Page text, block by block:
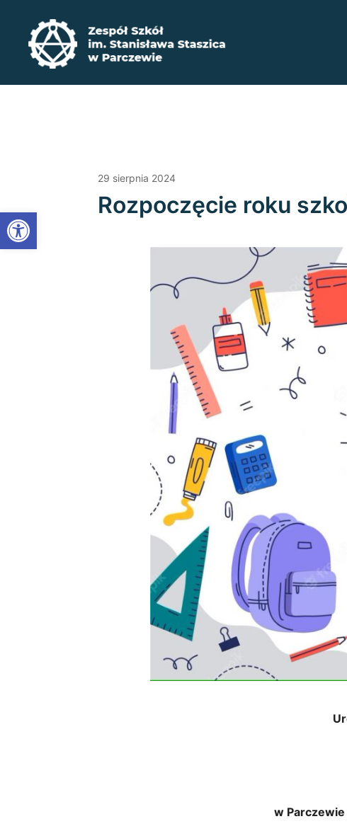
Open toolbar
treści
Zespół Szkół im. Stanisława Staszica w
29 sierpnia 2024
Rozpoczęcie roku
w